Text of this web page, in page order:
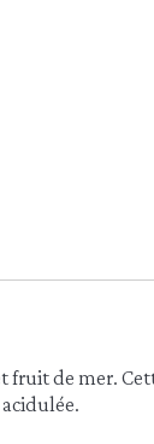
fruit de mer.